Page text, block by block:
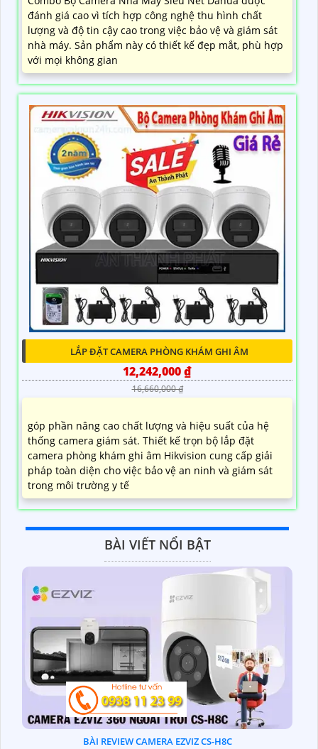
đánh giá cao vì tích hợp công nghệ thu hình chất
lượng và độ tin cậy cao trong việc bảo vệ và giám sát
nhà máy. Sản phẩm này có thiết kế đẹp mắt, phù hợp
với mọi không gian
LẮP ĐẶT CAMERA PHÒNG KHÁM GHI ÂM
12,242,000 ₫
16,660,000 ₫
góp phần nâng cao chất lượng và hiệu suất của hệ
thống camera giám sát. Thiết kế trọn bộ lắp đặt
camera phòng khám ghi âm Hikvision cung cấp giải
pháp toàn diện cho việc bảo vệ an ninh và giám sát
trong môi trường y tế
BÀI VIẾT NỔI BẬT
BÀI REVIEW CAMERA EZVIZ CS-H8C